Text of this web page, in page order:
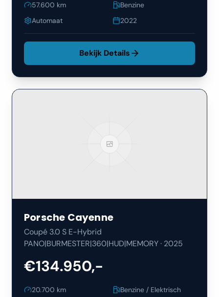
57.600 km
Benzine
Automaat
2022
Bekijk Details
Porsche Cayenne
Coupé 3.0 S E-Hybrid
PANO|BURMESTER|360|HUD|MEMORY· 2025
€134.950,-
20.700 km Benzine / Elektrisch